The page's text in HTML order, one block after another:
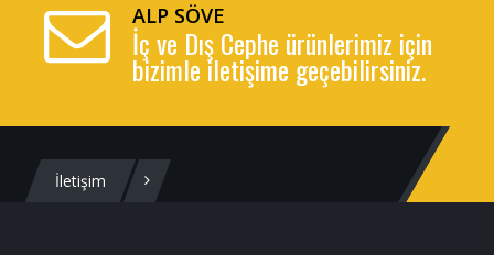
ALP SÖVE
İç ve Dış Cephe ürünlerimiz için
bizimle iletişime geçebilirsiniz.
İletişim